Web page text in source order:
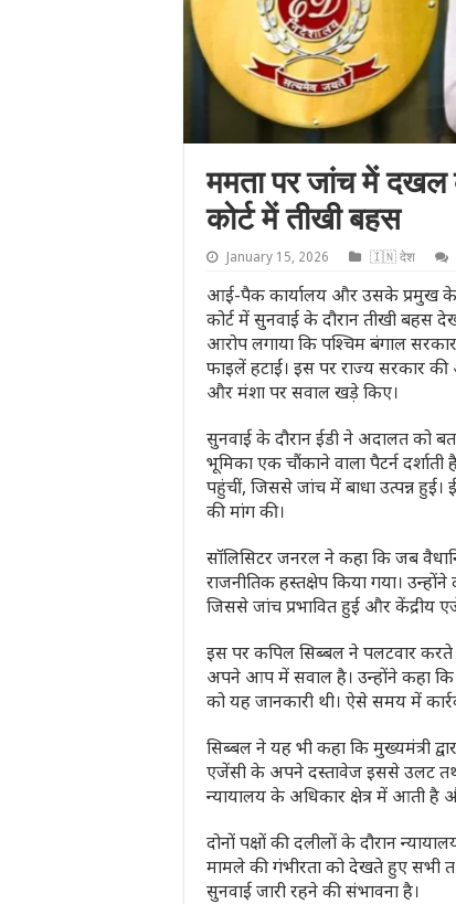
ममता पर जांच में दखल
कोर्ट में तीखी बहस
January 15, 2026 🇮🇳 देश
आई-पैक कार्यालय और उसके प्रमुख के
कोर्ट में सुनवाई के दौरान तीखी बहस
आरोप लगाया कि पश्चिम बंगाल
फाइलें हटाईं। इस पर राज्य सरकार
और मंशा पर सवाल खड़े किए।
सुनवाई के दौरान ईडी ने अदालत को
भूमिका एक चौंकाने वाला पैटर्न
पहुंचीं, जिससे जांच में बाधा उत्पन्न
की मांग की।
सॉलिसिटर जनरल ने कहा कि जब
राजनीतिक हस्तक्षेप किया गया।
जिससे जांच प्रभावित हुई और केंद्रीय
इस पर कपिल सिब्बल ने पलटवार
अपने आप में सवाल है। उन्होंने कहा
को यह जानकारी थी। ऐसे समय में
सिब्बल ने यह भी कहा कि मुख्यमंत्री
एजेंसी के अपने दस्तावेज इससे उलट
न्यायालय के अधिकार क्षेत्र में आती है
दोनों पक्षों की दलीलों के दौरान
मामले की गंभीरता को देखते हुए सभी
सुनवाई जारी रहने की संभावना है।